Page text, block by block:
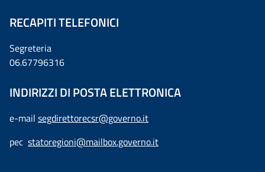
RECAPITI TELEFONICI
Segreteria
06.67796316
INDIRIZZI DI POSTA ELETTRONICA
e-mail segdirettorecsr@governo.it
pec statoregioni@mailbox.governo.it